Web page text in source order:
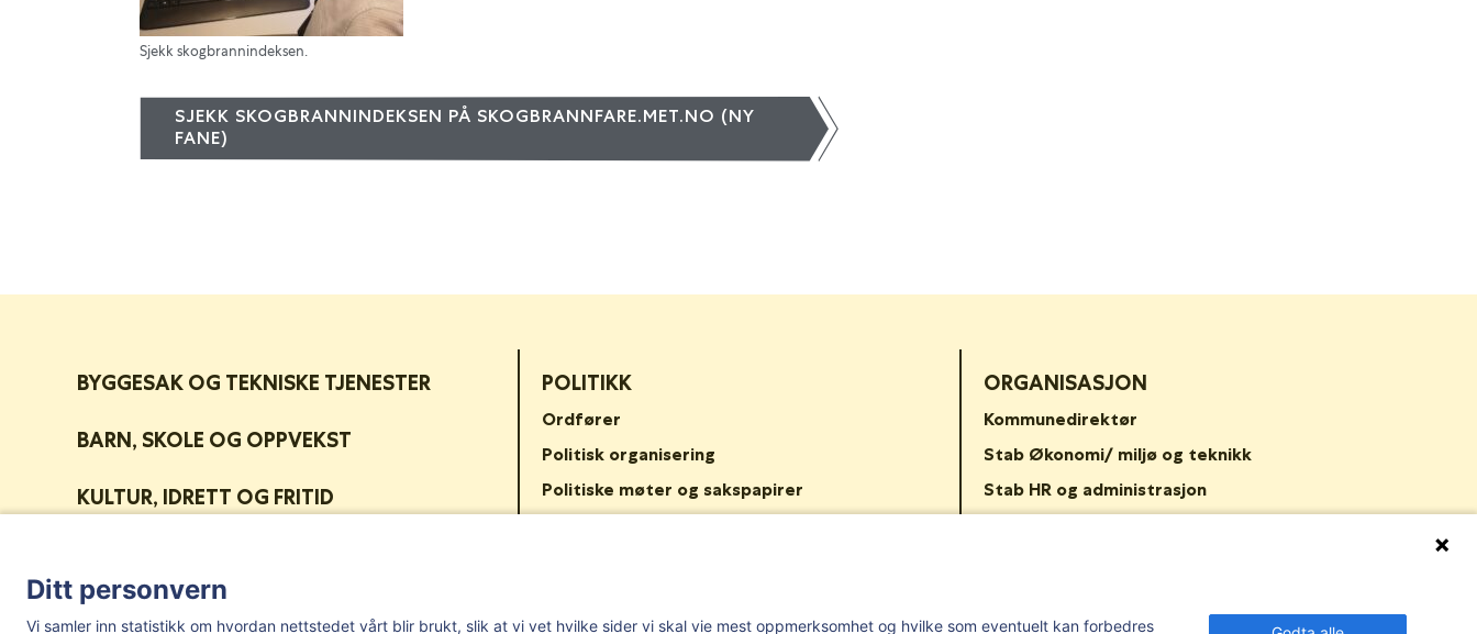
Sjekk skogbrannindeksen.
SJEKK SKOGBRANNINDEKSEN PÅ SKOGBRANNFARE.MET.NO (NY
FANE)
BYGGESAK OG TEKNISKE TJENESTER
BARN, SKOLE OG OPPVEKST
KULTUR, IDRETT OG FRITID
LANDBRUK OG MILJØ
POLITIKK
Ordfører
Politisk organisering
Politiske møter og sakspapirer
ORGANISASJON
Kommunedirektør
Stab Økonomi/ miljø og teknikk
Stab HR og administrasjon
Post- og besøksadresse:
Ditt personvern
Vi samler inn statistikk om hvordan nettstedet vårt blir brukt, slik at vi vet hvilke sider vi skal vie mest oppmerksomhet og hvilke som eventuelt kan forbedres